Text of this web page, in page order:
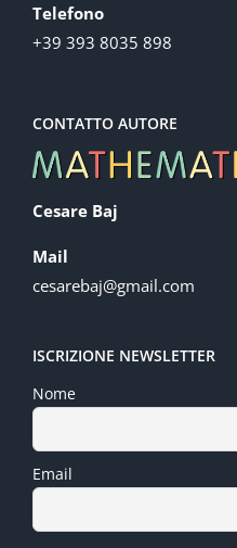
Telefono
+39 393 8035 898
CONTATTO AUTORE
Cesare Baj
Mail
cesarebaj@gmail.com
ISCRIZIONE NEWSLETTER
Nome
Email